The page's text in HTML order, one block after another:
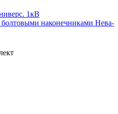
1кВ
наконечниками Нева-